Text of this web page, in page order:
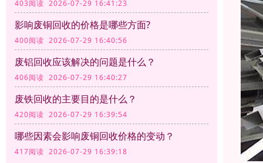
403阅读 2026-07-29 16:41:23
影响废铜回收的价格是哪些方面?
400阅读 2026-07-29 16:40:56
废铝回收应该解决的问题是什么？
406阅读 2026-07-29 16:40:27
废铁回收的主要目的是什么？
420阅读 2026-07-29 16:39:54
哪些因素会影响废铜回收价格的变动？
417阅读 2026-07-29 16:39:18